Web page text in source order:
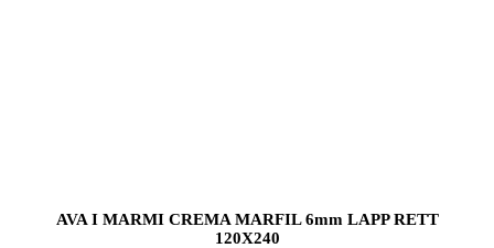
AVA I MARMI CREMA MARFIL 6mm LAPP RETT
120X240